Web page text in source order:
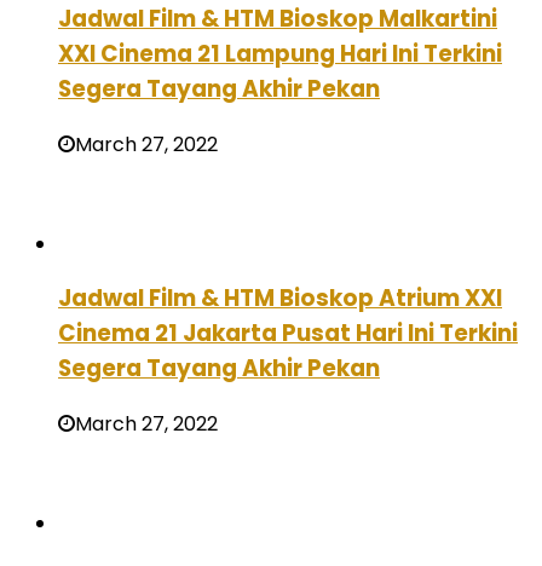
Jadwal Film & HTM Bioskop Malkartini
XXI Cinema 21 Lampung Hari Ini Terkini
Segera Tayang Akhir Pekan
March 27, 2022
Jadwal Film & HTM Bioskop Atrium XXI
Cinema 21 Jakarta Pusat Hari Ini Terkini
Segera Tayang Akhir Pekan
March 27, 2022